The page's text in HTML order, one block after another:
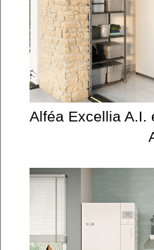
Alféa Excellia A.I.